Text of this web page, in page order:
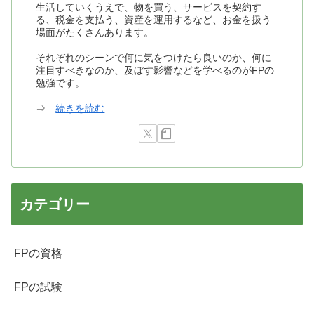
生活していくうえで、物を買う、サービスを契約す
る、税金を支払う、資産を運用するなど、お金を扱う
場面がたくさんあります。
それぞれのシーンで何に気をつけたら良いのか、何に
注目すべきなのか、及ぼす影響などを学べるのがFPの
勉強です。
⇒続きを読む
カテゴリー
FPの資格
FPの試験